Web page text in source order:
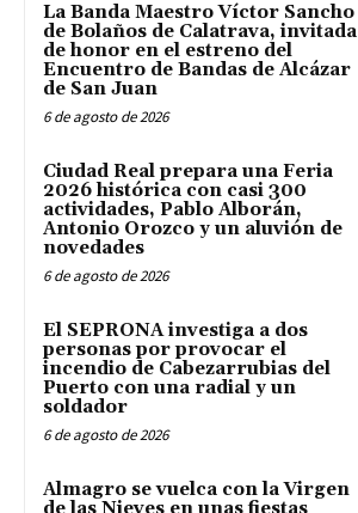
La Banda Maestro Víctor Sancho
de Bolaños de Calatrava, invitada
de honor en el estreno del
Encuentro de Bandas de Alcázar
de San Juan
6 de agosto de 2026
Ciudad Real prepara una Feria
2026 histórica con casi 300
actividades, Pablo Alborán,
Antonio Orozco y un aluvión de
novedades
6 de agosto de 2026
El SEPRONA investiga a dos
personas por provocar el
incendio de Cabezarrubias del
Puerto con una radial y un
soldador
6 de agosto de 2026
Almagro se vuelca con la Virgen